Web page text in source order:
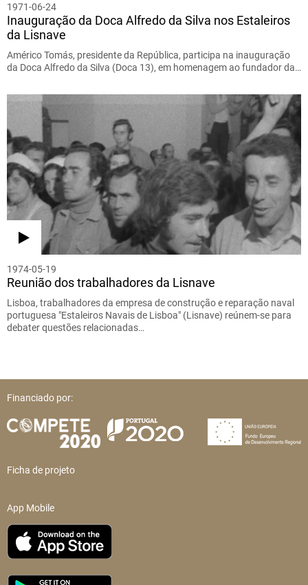
1971-06-24
Inauguração da Doca Alfredo da Silva nos Estaleiros
da Lisnave
Américo Tomás, presidente da República, participa na inauguração
da Doca Alfredo da Silva (Doca 13), em homenagem ao fundador da…
1974-05-19
Reunião dos trabalhadores da Lisnave
Lisboa, trabalhadores da empresa de construção e reparação naval
portuguesa "Estaleiros Navais de Lisboa" (Lisnave) reúnem-se para
debater questões relacionadas…
Financiado por:
Ficha de projeto
App Mobile